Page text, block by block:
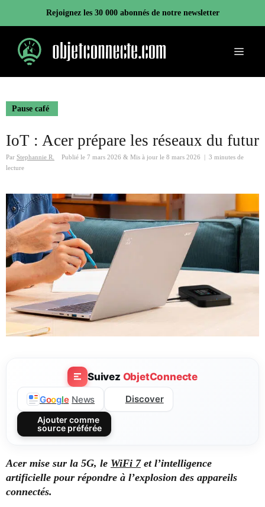
contenu
Rejoignez les 30 000 abonnés de notre newsletter
Menu
Pause café
IoT : Acer prépare les réseaux du futur
Par Stephannie R. Publié le 7 mars 2026 & Mis à jour le 8 mars 2026
3 minutes de
lecture
Suivez ObjetConnecte
Google News Discover
Ajouter comme
source préférée
Acer mise sur la 5G, le WiFi 7et l’intelligence
artificielle pour répondre à l’explosion des appareils
connectés.